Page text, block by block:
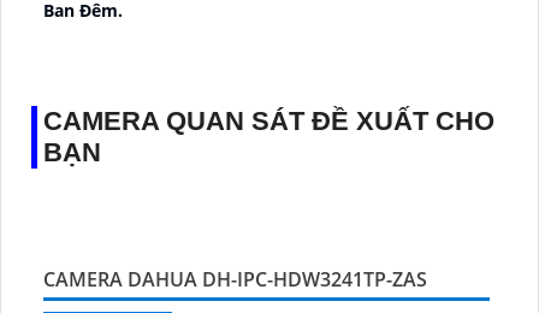
Ban Ðêm.
CAMERA QUAN SÁT ĐỀ XUẤT CHO
BẠN
CAMERA DAHUA DH-IPC-HDW3241TP-ZAS